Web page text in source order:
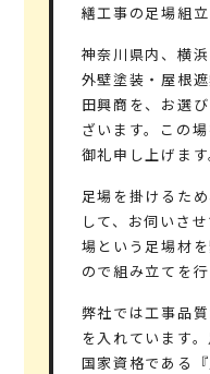
繕工事の足場組
神奈川県内、横
外壁塗装・屋根
田興商を、お選
ざいます。この
御礼申し上げます
足場を掛けるた
して、お伺いさ
場という足場材
ので組み立てを行
弊社では工事品
を入れています
国家資格である